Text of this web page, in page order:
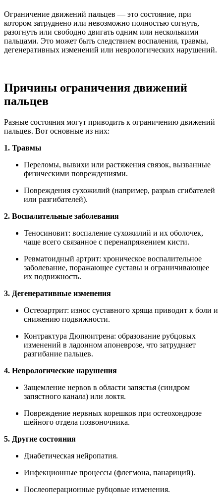
Ограничение движений пальцев — это состояние, при
котором затруднено или невозможно полностью согнуть,
разогнуть или свободно двигать одним или несколькими
пальцами. Это может быть следствием воспаления, травмы,
дегенеративных изменений или неврологических нарушений.
Причины ограничения движений
пальцев
Разные состояния могут приводить к ограничению движений
пальцев. Вот основные из них:
1. Травмы
Переломы, вывихи или растяжения связок, вызванные
физическими повреждениями.
Повреждения сухожилий (например, разрыв сгибателей
или разгибателей).
2. Воспалительные заболевания
Теносиновит: воспаление сухожилий и их оболочек,
чаще всего связанное с перенапряжением кисти.
Ревматоидный артрит: хроническое воспалительное
заболевание, поражающее суставы и ограничивающее
их подвижность.
3. Дегенеративные изменения
Остеоартрит: износ суставного хряща приводит к боли и
снижению подвижности.
Контрактура Дюпюитрена: образование рубцовых
изменений в ладонном апоневрозе, что затрудняет
разгибание пальцев.
4. Неврологические нарушения
Защемление нервов в области запястья (синдром
запястного канала) или локтя.
Повреждение нервных корешков при остеохондрозе
шейного отдела позвоночника.
5. Другие состояния
Диабетическая нейропатия.
Инфекционные процессы (флегмона, панариций).
Послеоперационные рубцовые изменения.